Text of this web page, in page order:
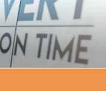
BELGIQUE